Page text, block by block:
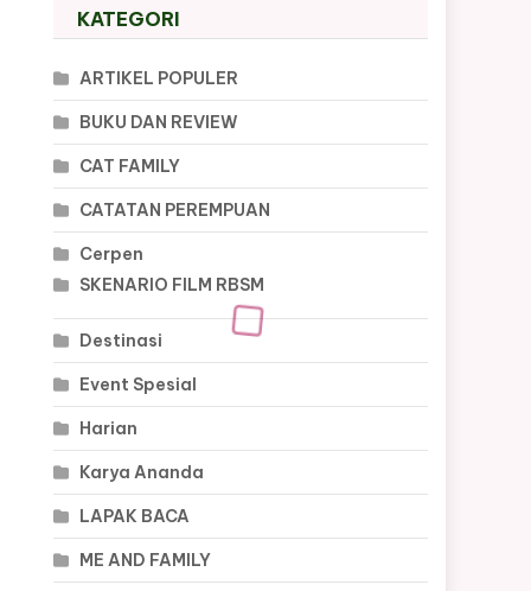
KATEGORI
ARTIKEL POPULER
BUKU DAN REVIEW
CAT FAMILY
CATATAN PEREMPUAN
Cerpen
SKENARIO FILM RBSM
Destinasi
Event Spesial
Harian
Karya Ananda
LAPAK BACA
ME AND FAMILY